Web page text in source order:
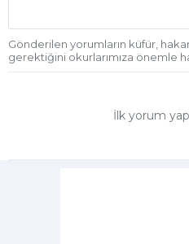
Gönderilen yorumların küfür,
gerektiğini okurlarımıza önemle
İlk yorum